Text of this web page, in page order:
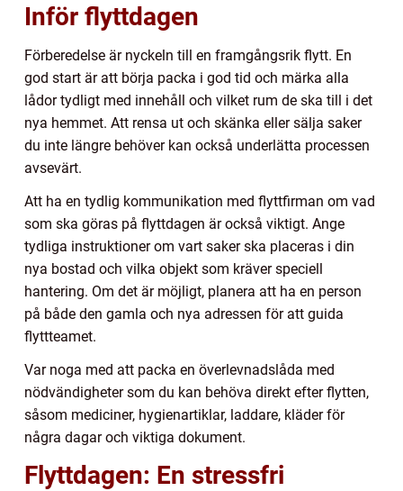
Inför flyttdagen
Förberedelse är nyckeln till en framgångsrik flytt. En
god start är att börja packa i god tid och märka alla
lådor tydligt med innehåll och vilket rum de ska till i det
nya hemmet. Att rensa ut och skänka eller sälja saker
du inte längre behöver kan också underlätta processen
avsevärt.
Att ha en tydlig kommunikation med flyttfirman om vad
som ska göras på flyttdagen är också viktigt. Ange
tydliga instruktioner om vart saker ska placeras i din
nya bostad och vilka objekt som kräver speciell
hantering. Om det är möjligt, planera att ha en person
på både den gamla och nya adressen för att guida
flyttteamet.
Var noga med att packa en överlevnadslåda med
nödvändigheter som du kan behöva direkt efter flytten,
såsom mediciner, hygienartiklar, laddare, kläder för
några dagar och viktiga dokument.
Flyttdagen: En stressfri